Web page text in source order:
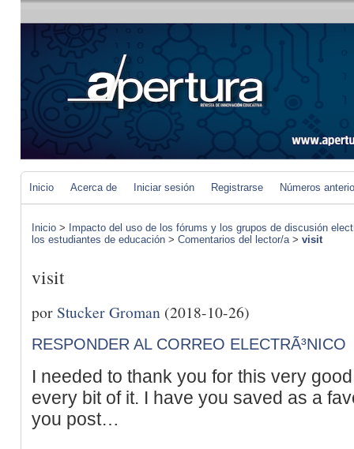
Inicio Acerca de Iniciar sesión Registrarse Números
Inicio > Impacto del uso de los fórums y los grupos de discusión
los estudiantes de educación > Comentarios del lector/a> visit
visit
porStucker Groman (2018-10-26)
RESPONDER AL CORREO ELECTRÃ³NICO
I needed to thank you for this very
every bit of it. I have you saved as a
you post…